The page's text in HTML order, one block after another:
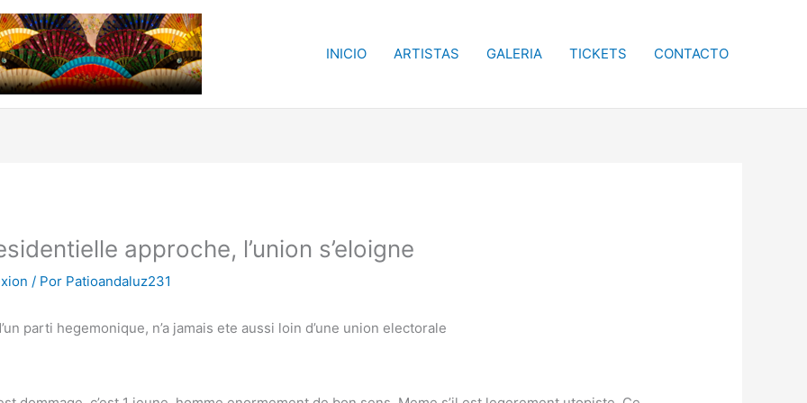
INICIO ARTISTAS GALERIA TICKETS CONTACTO
approche, l’union s’eloigne
/ Por Patioandaluz231
parti hegemonique, n’a jamais ete aussi loin d’une union electorale